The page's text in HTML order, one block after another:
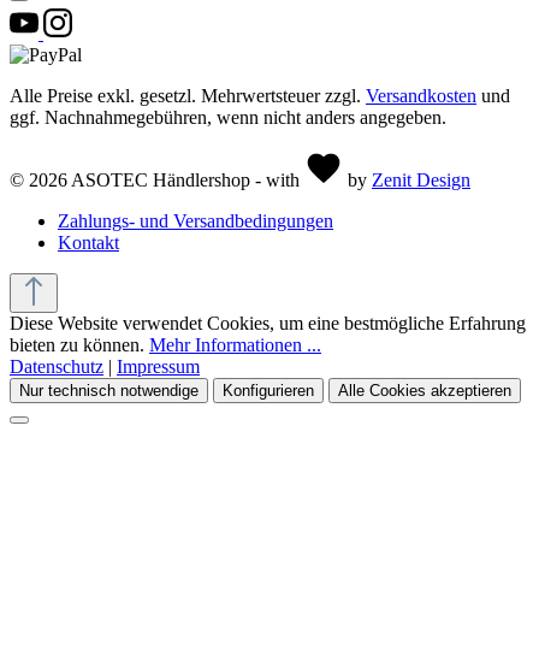
Alle Preise exkl. gesetzl. Mehrwertsteuer zzgl. Versandkosten und
ggf. Nachnahmegebühren, wenn nicht anders angegeben.
© 2026 ASOTEC Händlershop - with by Zenit Design
Zahlungs- und Versandbedingungen
Kontakt
Diese Website verwendet Cookies, um eine bestmögliche Erfahrung
bieten zu können. Mehr Informationen ...
Datenschutz | Impressum
Nur technisch notwendige Konfigurieren Alle Cookies akzeptieren